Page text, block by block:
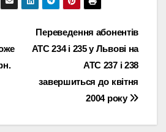
Переведення абонентів
АТС 234 і 235 у Львові на
АТС 237 і 238
завершиться до квітня
2004 року